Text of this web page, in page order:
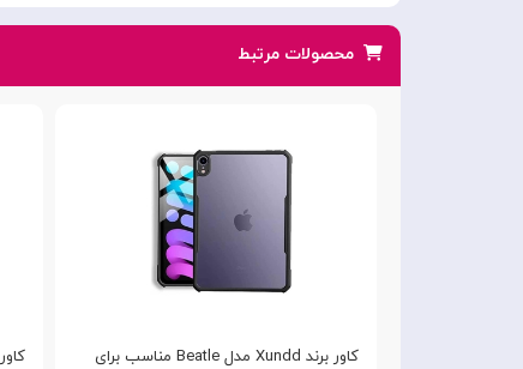
محصولات مرتبط
کاور برند Xundd مدل Beatle مناسب برای